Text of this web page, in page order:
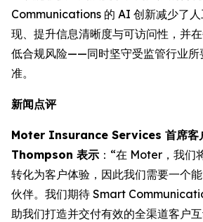
Communications 的 AI 创新减少了
现、提升信息清晰度与可访问性，并
低合规风险——同时坚守受监管行业所
准。
新闻点评
Moter Insurance Services 首席客
Thompson 表示 ：“在 Moter，我们
转化为客户体验，因此我们需要一个
伙伴。我们期待 Smart
助我们打造并交付有效的全渠道客户